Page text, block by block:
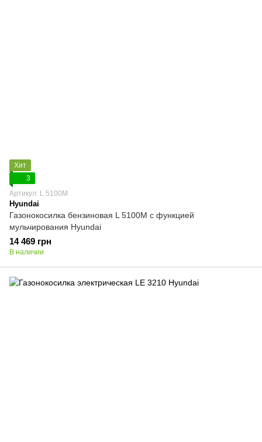
Хит
3
Артикул: L 5100M
Hyundai
Газонокосилка бензиновая L 5100M с функцией
мульчирования Hyundai
14 469 грн
В наличии